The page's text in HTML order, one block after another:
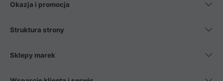
Okazja i promocja
Struktura strony
Sklepy marek